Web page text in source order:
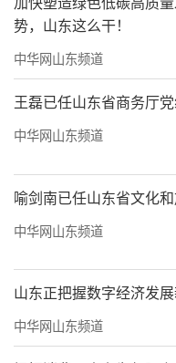
循环赛另外一
取得优势，成都队
主的青岛队。淘
常规赛阶段排名前
是杭州银行队3.5比
九龙坡。获胜的4支
外4支队伍则将竞争
第二轮比赛在
势，山东这么干！
中华网山东频道
王磊已任山东省商务厅
中华网山东频道
喻剑南已任山东省文化
中华网山东频道
山东正把握数字经济发
中华网山东频道